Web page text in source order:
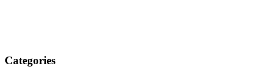
Categories